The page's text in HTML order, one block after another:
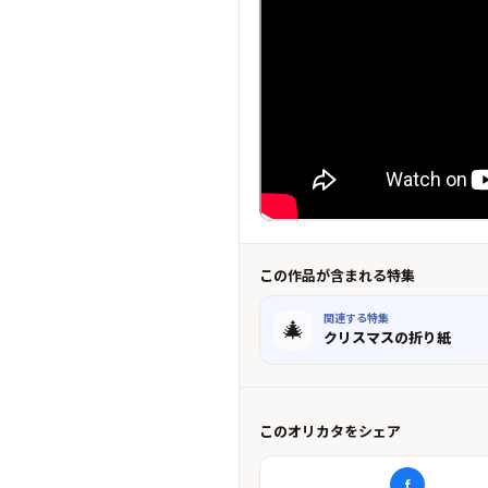
この作品が含まれる特集
🎄 関連する特集
クリスマスの折り紙
このオリカタをシェア